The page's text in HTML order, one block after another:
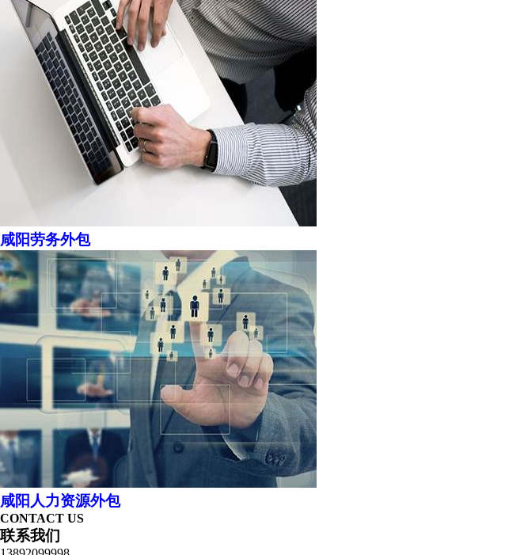
咸阳劳务外包
咸阳人力资源外包
CONTACT US
联系我们